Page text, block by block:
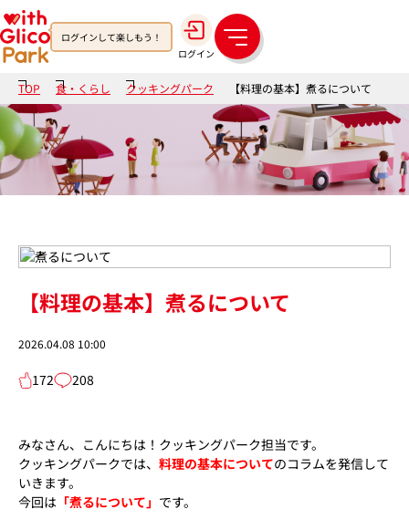
ログインして楽しもう！
ログイン
メ
ニ
ュ
ー
TOP 食・くらし クッキングパーク 【料理の基本】煮るについて
【料理の基本】煮るについて
2026.04.08 10:00
172 208
みなさん、こんにちは！ クッキングパーク担当です。
クッキングパークでは、 料理の基本についてのコラムを発信して
いきます。
今回は 「煮るについて」 です。